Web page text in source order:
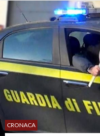
CRONACA